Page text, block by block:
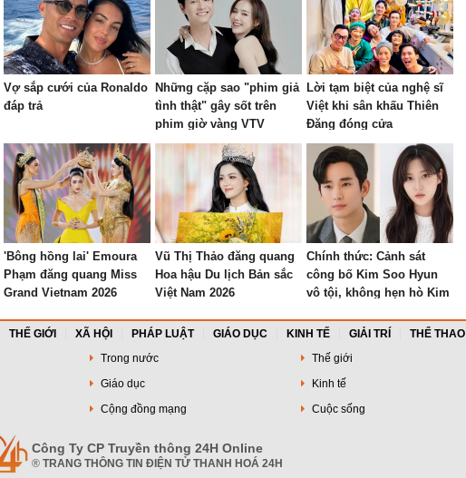
Vợ sắp cưới của Ronaldo
đáp trả
Những cặp sao "phim giả
tình thật" gây sốt trên
phim giờ vàng VTV
Lời tạm biệt của nghệ sĩ
Việt khi sân khấu Thiên
Đăng đóng cửa
'Bông hồng lai' Emoura
Phạm đăng quang Miss
Grand Vietnam 2026
Vũ Thị Thảo đăng quang
Hoa hậu Du lịch Bản sắc
Việt Nam 2026
Chính thức: Cảnh sát
công bố Kim Soo Hyun
vô tội, không hẹn hò Kim
tuổi
THẾ GIỚI XÃ HỘI PHÁP LUẬT GIÁO DỤC KINH TẾ GIẢI TRÍ THỂ THAO
Trong nước Thế giới
Giáo dục Kinh tế
Cộng đồng mạng Cuộc sống
Công Ty CP Truyền thông 24H Online
® TRANG THÔNG TIN ĐIỆN TỬ THANH HOÁ 24H